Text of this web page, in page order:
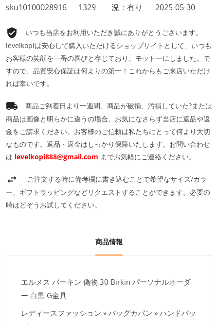
sku10100028916
1329
況：有り
2025-05-30
いつも当店をお利用いただき誠にありがとうございます。
levelkopiは安心して購入いただけるショップサイトとして、いつも
お客様の笑顔を一番の喜びと存じており、モットーにしました。で
すので、品質安心保証は何よりの第一！これからもご来店いただけ
れば幸いです。
商品ご到着日より一週間、商品が破損、汚損していた?または
商品は画像と明らかに違うの場合、お気になさらず当店に返品や返
金をご請求ください。お客様のご信頼は私たちにとって何より大切
なものです。返品・返金はしっかり保障いたします。お問い合わせ
は levelkopi888@gmail.com までお気軽にご連絡ください。
ご注文する時に備考欄に書き込むことで希望なサイズ/カラ
ー、ギフトラッピングなどリクエストすることができます。必要の
時はどぞうお試してください。
商品情報
エルメス バーキン 偽物 30 Birkin パーソナルオーダ
ー 白黒 G金具
レディースファッション » バッグカバン » ハンドバッ